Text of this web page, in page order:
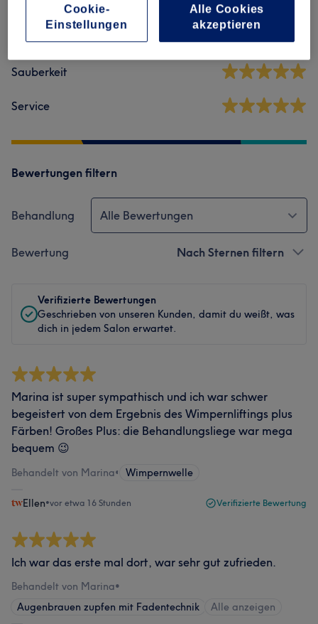
Ambiente
Sauberkeit
Service
Bewertungen filtern
Behandlung Alle Bewertungen
Bewertung Nach Sternen filtern
Verifizierte Bewertungen
Geschrieben von unseren Kunden, damit du weißt, was
dich in jedem Salon erwartet.
Marina ist super sympathisch und ich war schwer
begeistert von dem Ergebnis des Wimpernliftings plus
Färben! Großes Plus: die Behandlungsliege war mega
bequem 😉
Behandelt von Marina• Wimpernwelle
Ellen•vor etwa 16 Stunden Verifizierte Bewertung
Ich war das erste mal dort, war sehr gut zufrieden.
Behandelt von Marina•
Augenbrauen zupfen mit Fadentechnik
Alle anzeigen
Cookie-
Einstellungen
Alle Cookies
akzeptieren